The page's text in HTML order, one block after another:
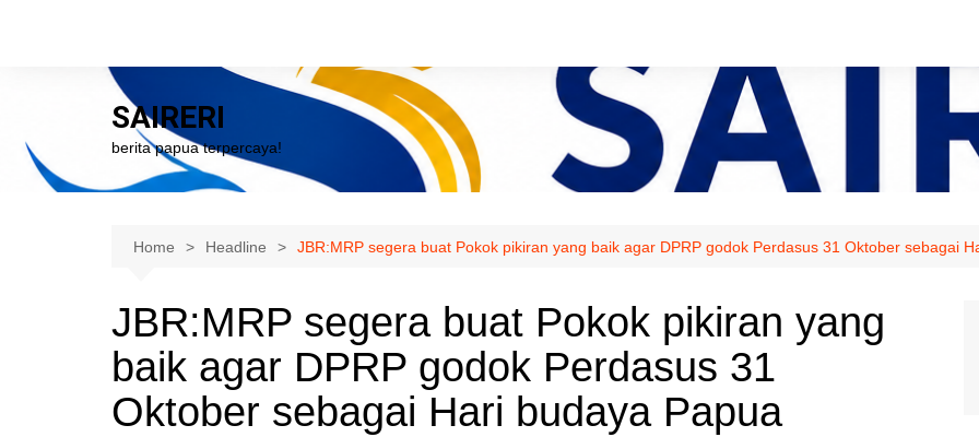
SAIRERI
berita papua terpercaya!
Home Headline JBR:MRP segera buat Pokok pikiran yang baik agar DPRP godok Perdasus 31 Oktober sebagai
JBR:MRP segera buat Pokok pikiran yang
baik agar DPRP godok Perdasus 31
Oktober sebagai Hari budaya Papua